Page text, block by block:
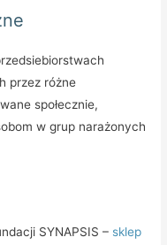
przez różne
społecznie,
w grup narażonych
SYNAPSIS – sklep